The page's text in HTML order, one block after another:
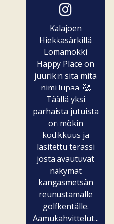
Kalajoen
Hiekkasärkillä
Lomamökki
Happy Place on
juurikin sitä mitä
nimi lupaa. 🥰
Täällä yksi
parhaista jutuista
on mökin
kodikkuus ja
lasitettu terassi
josta avautuvat
näkymät
kangasmetsän
reunustamalle
golfkentälle.
Aamukahvittelut...